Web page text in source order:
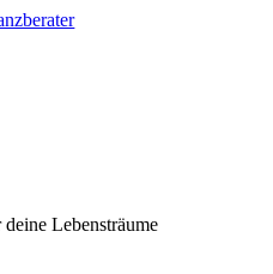
Lebensträume